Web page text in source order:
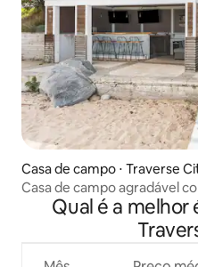
Casa de campo ⋅ Traverse
Casa de campo agradável
à beira-mar
Qual é a melhor